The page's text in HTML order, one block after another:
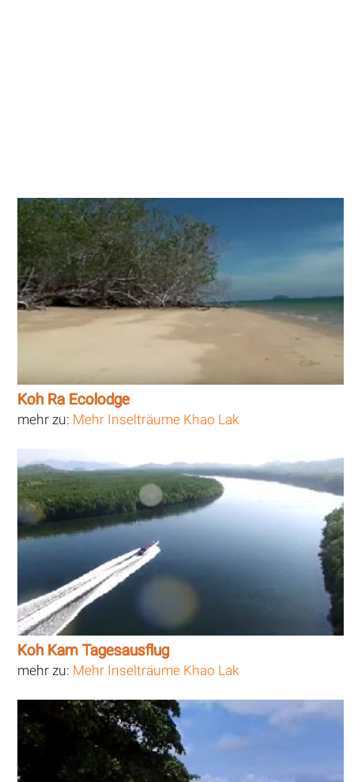
Koh Ra Ecolodge
mehr zu: Mehr Inselträume Khao Lak
Koh Kam Tagesausflug
mehr zu: Mehr Inselträume Khao Lak